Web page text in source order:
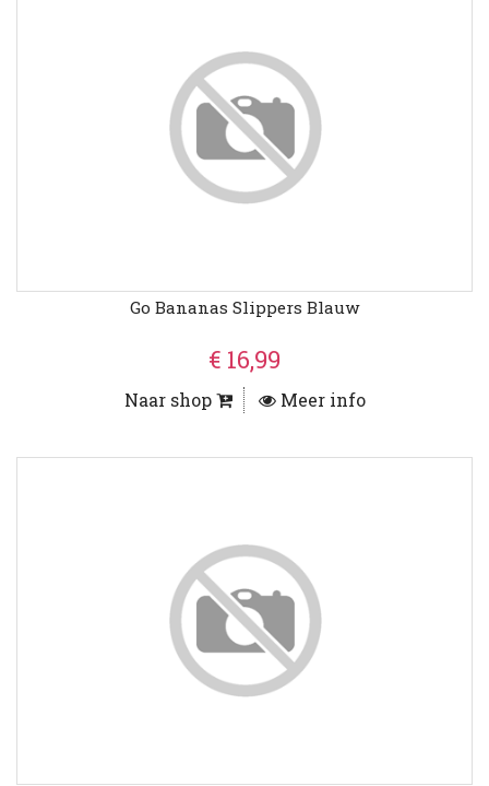
Go Bananas Slippers Blauw
€ 16,99
Naar shop Meer info